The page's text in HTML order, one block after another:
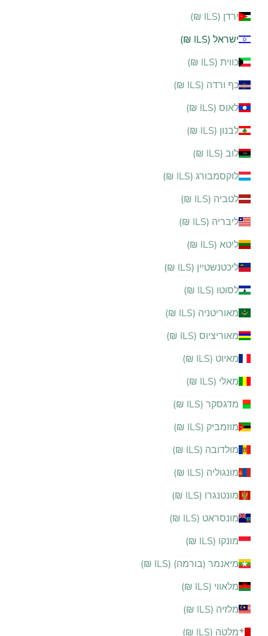
ירדן (ILS ₪)
ישראל (ILS ₪)
כווית (ILS ₪)
כף ורדה (ILS ₪)
לאוס (ILS ₪)
לבנון (ILS ₪)
לוב (ILS ₪)
לוקסמבורג (ILS ₪)
לטביה (ILS ₪)
ליבריה (ILS ₪)
ליטא (ILS ₪)
ליכטנשטיין (ILS ₪)
לסוטו (ILS ₪)
מאוריטניה (ILS ₪)
מאוריציוס (ILS ₪)
מאיוט (ILS ₪)
מאלי (ILS ₪)
מדגסקר (ILS ₪)
מוזמביק (ILS ₪)
מולדובה (ILS ₪)
מונגוליה (ILS ₪)
מונטנגרו (ILS ₪)
מונסראט (ILS ₪)
מונקו (ILS ₪)
מיאנמר (בורמה) (ILS ₪)
מלאווי (ILS ₪)
מלזיה (ILS ₪)
מלטה (ILS ₪)